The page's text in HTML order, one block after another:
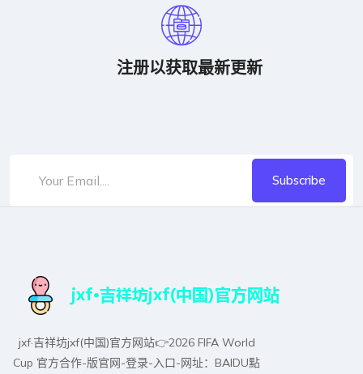
注册以获取最新更新
Subscribe
jxf·吉祥坊jxf(中国)官方网站👉2026 FIFA World
Cup 官方合作-版官网-登录-入口-网址：BAIDU點